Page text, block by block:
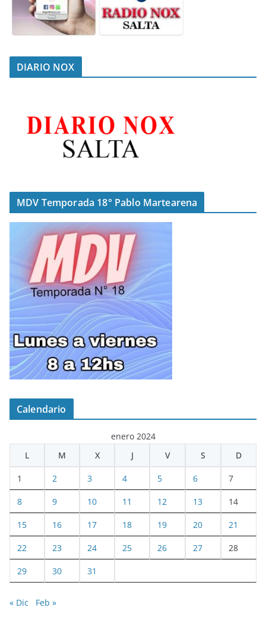
DIARIO NOX
MDV Temporada 18° Pablo Martearena
Calendario
enero 2024
L
M X J V S D
1 2 3 4 5 6 7
8 9 10 11 12 13 14
15 16 17 18 19 20 21
22 23 24 25 26 27 28
29 30 31
« Dic Feb »